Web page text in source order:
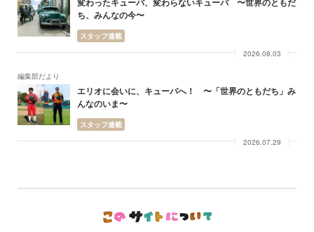
ち、みんなの今〜
スタッフ連載
2026.08.03
編集部だより
エリオに会いに、キューバへ！ 〜「世界のともだち」み
んなのいま〜
スタッフ連載
2026.07.29